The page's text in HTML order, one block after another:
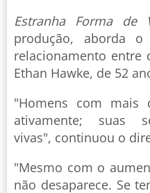
Estranha Forma de
produção, aborda
relacionamento entre
Ethan Hawke, de 52
"Homens com mais
ativamente; suas
vivas", continuou o
"Mesmo com o
não desaparece. Se